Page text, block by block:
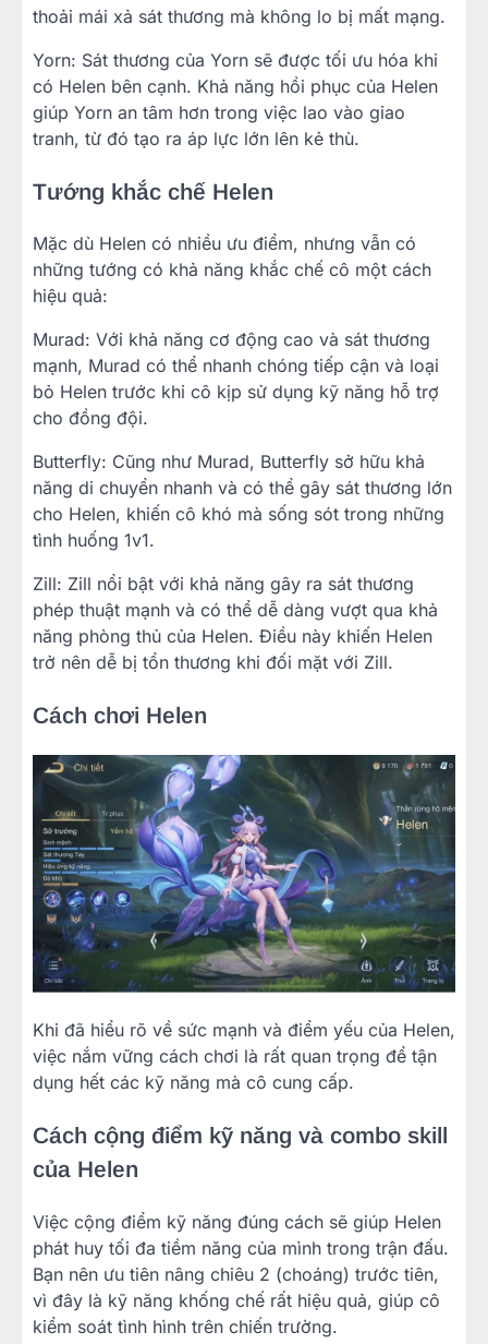
thoải mái xả sát thương mà không lo bị mất mạng.
Yorn: Sát thương của Yorn sẽ được tối ưu hóa khi
có Helen bên cạnh. Khả năng hồi phục của Helen
giúp Yorn an tâm hơn trong việc lao vào giao
tranh, từ đó tạo ra áp lực lớn lên kẻ thù.
Tướng khắc chế Helen
Mặc dù Helen có nhiều ưu điểm, nhưng vẫn có
những tướng có khả năng khắc chế cô một cách
hiệu quả:
Murad: Với khả năng cơ động cao và sát thương
mạnh, Murad có thể nhanh chóng tiếp cận và loại
bỏ Helen trước khi cô kịp sử dụng kỹ năng hỗ trợ
cho đồng đội.
Butterfly: Cũng như Murad, Butterfly sở hữu khả
năng di chuyển nhanh và có thể gây sát thương lớn
cho Helen, khiến cô khó mà sống sót trong những
tình huống 1v1.
Zill: Zill nổi bật với khả năng gây ra sát thương
phép thuật mạnh và có thể dễ dàng vượt qua khả
năng phòng thủ của Helen. Điều này khiến Helen
trở nên dễ bị tổn thương khi đối mặt với Zill.
Cách chơi Helen
Khi đã hiểu rõ về sức mạnh và điểm yếu của Helen,
việc nắm vững cách chơi là rất quan trọng để tận
dụng hết các kỹ năng mà cô cung cấp.
Cách cộng điểm kỹ năng và combo skill
của Helen
Việc cộng điểm kỹ năng đúng cách sẽ giúp Helen
phát huy tối đa tiềm năng của mình trong trận đấu.
Bạn nên ưu tiên nâng chiêu 2 (choáng) trước tiên,
vì đây là kỹ năng khống chế rất hiệu quả, giúp cô
kiểm soát tình hình trên chiến trường.